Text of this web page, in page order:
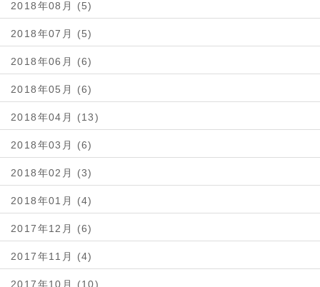
2018年08月 (5)
2018年07月 (5)
2018年06月 (6)
2018年05月 (6)
2018年04月 (13)
2018年03月 (6)
2018年02月 (3)
2018年01月 (4)
2017年12月 (6)
2017年11月 (4)
2017年10月 (10)